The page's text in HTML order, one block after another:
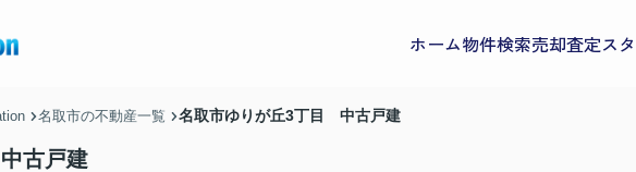
ホーム物件検索売却査定ス
名取市の不動産一覧 名取市ゆりが丘3丁目 中古戸建
古戸建